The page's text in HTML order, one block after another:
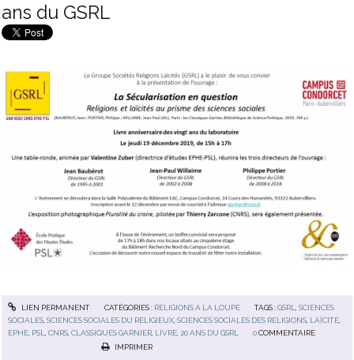
ans du GSRL
LIEN PERMANENT CATÉGORIES : RELIGIONS À LA LOUPE TAGS :GSRL ,SCIENCES
SOCIALES ,SCIENCES SOCIALES DU RELIGIEUX ,SCIENCES SOCIALES DES RELIGIONS LAÏCITÉ
EPHE PSL ,CNRS ,CLASSIQUES GARNIER LIVRE 20 ANS DU GSRL 0 COMMENTAIRE
IMPRIMER